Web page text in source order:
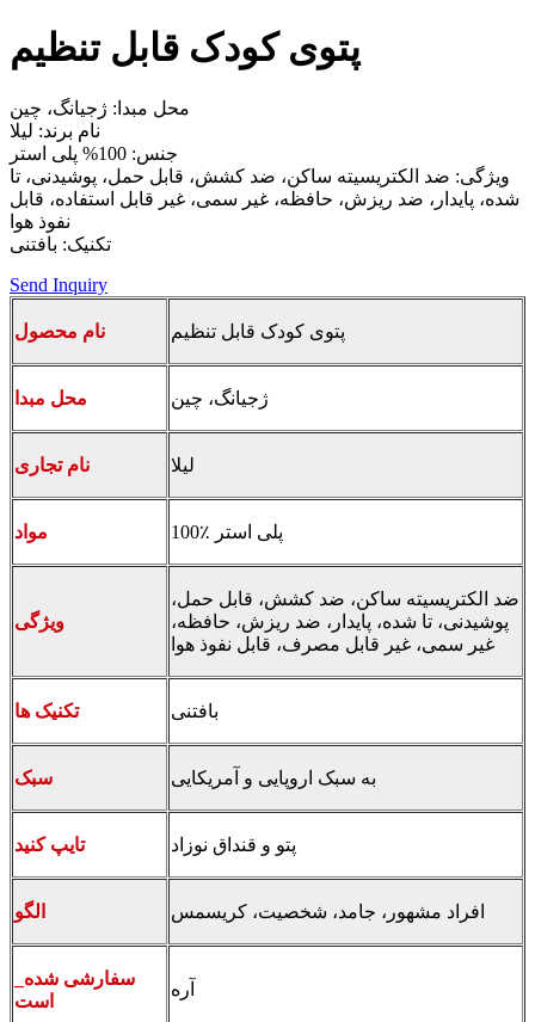
پتوی کودک قابل تنظیم
محل مبدا: ژجیانگ، چین
نام برند: لیلا
جنس: 100% پلی استر
ویژگی: ضد الکتریسیته ساکن، ضد کشش، قابل حمل، پوشیدنی، تا
شده، پایدار، ضد ریزش، حافظه، غیر سمی، غیر قابل استفاده، قابل
نفوذ هوا
تکنیک: بافتنی
Send Inquiry
نام محصول پتوی کودک قابل تنظیم
محل مبدا ژجیانگ، چین
نام تجاری لیلا
مواد 100٪ پلی استر
ویژگی
ضد الکتریسیته ساکن، ضد کشش، قابل حمل،
پوشیدنی، تا شده، پایدار، ضد ریزش، حافظه،
غیر سمی، غیر قابل مصرف، قابل نفوذ هوا
تکنیک ها بافتنی
سبک به سبک اروپایی و آمریکایی
تایپ کنید پتو و قنداق نوزاد
الگو افراد مشهور، جامد، شخصیت، کریسمس
است
آره